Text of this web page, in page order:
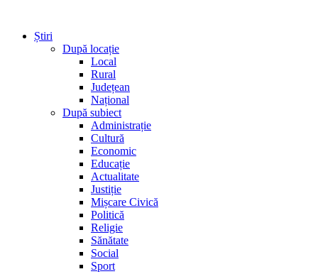
Știri
După locație
Local
Rural
Județean
Național
După subiect
Administrație
Cultură
Economic
Educație
Actualitate
Justiție
Mișcare Civică
Politică
Religie
Sănătate
Social
Sport